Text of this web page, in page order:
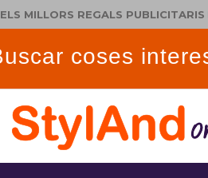
ELS MILLORS REGALS PUBLICITARIS